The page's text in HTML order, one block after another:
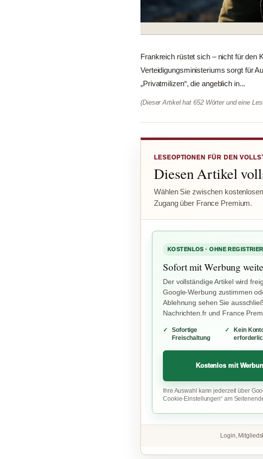
Frankreich rüstet sich – nicht für den
Verteidigungsministeriums sorgt für
„Privatmilizen“, die angeblich in...
(Dieser Artikel hat 652 Wörter und eine
LESEOPTIONEN FÜR DEN
Diesen Artikel
Wählen Sie zwischen
Zugang über France Premium.
KOSTENLOS · OHNE
Sofort mit Werbung
Der vollständige Artikel wird
Google-Werbung zustimmen
Ablehnung sehen Sie
Nachrichten.fr und France
Sofortige
Freischaltung
Kein
Kostenlos mit
Ihre Auswahl kann jederzeit über
Cookie-Einstellungen“ am
Login,